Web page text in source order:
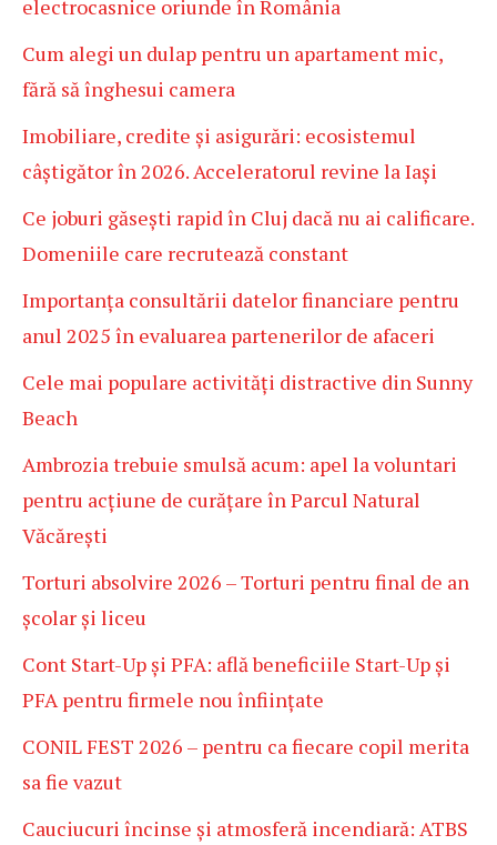
electrocasnice oriunde în România
Cum alegi un dulap pentru un apartament mic,
fără să înghesui camera
Imobiliare, credite și asigurări: ecosistemul
câștigător în 2026. Acceleratorul revine la Iași
Ce joburi găsești rapid în Cluj dacă nu ai calificare.
Domeniile care recrutează constant
Importanța consultării datelor financiare pentru
anul 2025 în evaluarea partenerilor de afaceri
Cele mai populare activități distractive din Sunny
Beach
Ambrozia trebuie smulsă acum: apel la voluntari
pentru acțiune de curățare în Parcul Natural
Văcărești
Torturi absolvire 2026 – Torturi pentru final de an
școlar și liceu
Cont Start-Up și PFA: află beneficiile Start-Up și
PFA pentru firmele nou înființate
CONIL FEST 2026 – pentru ca fiecare copil merita
sa fie vazut
Cauciucuri încinse și atmosferă incendiară: ATBS